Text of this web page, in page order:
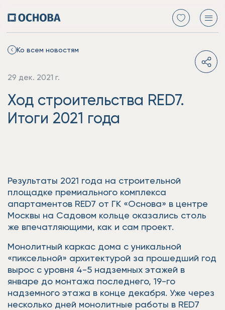
Ко всем новостям
29 дек. 2021 г.
Ход строительства RED7.
Итоги 2021 года
Результаты 2021 года на строительной
площадке премиального комплекса
апартаментов RED7 от ГК «Основа» в центре
Москвы на Садовом кольце оказались столь
же впечатляющими, как и сам проект.
Монолитный каркас дома с уникальной
«пиксельной» архитектурой за прошедший год
вырос с уровня 4-5 надземных этажей в
январе до монтажа последнего, 19-го
надземного этажа в конце декабря. Уже через
несколько дней монолитные работы в RED7